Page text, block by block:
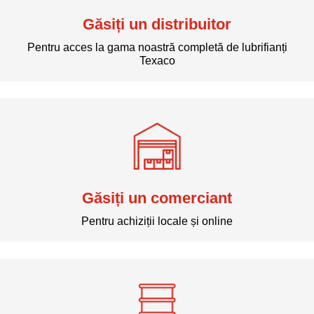
Găsiți un distribuitor
Pentru acces la gama noastră completă de lubrifianți
Texaco
Găsiți un comerciant
Pentru achiziții locale și online